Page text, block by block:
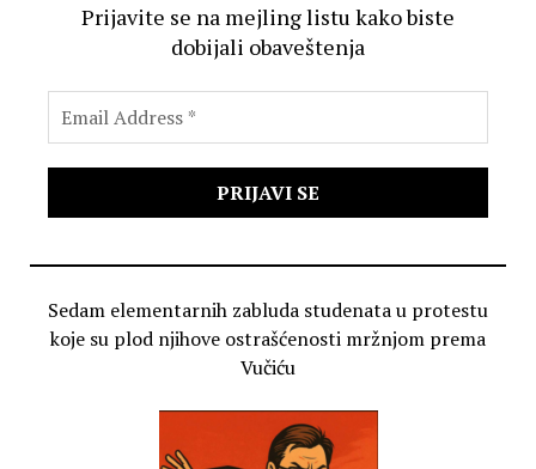
Prijavite se na mejling listu kako biste
dobijali obaveštenja
Sedam elementarnih zabluda studenata u protestu
koje su plod njihove ostrašćenosti mržnjom prema
Vučiću